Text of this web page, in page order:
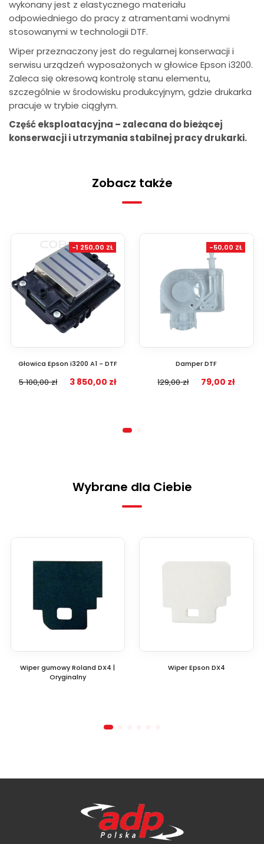
wykonany jest z elastycznego materiału
odpowiedniego do pracy z atramentami wodnymi
stosowanymi w technologii DTF.
Wiper przeznaczony jest do regularnej konserwacji i
serwisu urządzeń wyposażonych w głowice Epson i3200.
Zaleca się okresową kontrolę stanu elementu,
szczególnie w środowisku produkcyjnym, gdzie drukarka
pracuje w trybie ciągłym.
Część eksploatacyjna – zalecana do bieżącej
konserwacji i utrzymania stabilnej pracy drukarki.
Zobacz także
-1 250,00 ZŁ
Głowica Epson i3200 A1 - DTF
5 100,00 zł 3 850,00 zł
-50,00 ZŁ
Damper DTF
129,00 zł 79,00 zł
Wybrane dla Ciebie
Wiper gumowy Roland DX4 |
Oryginalny
Wiper Epson DX4